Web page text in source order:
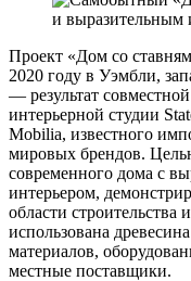
Проект «Дом со
2020 году в Уэмбли,
— результат
интерьерной студии
Mobilia, известного
мировых брендов.
современного дома с
интерьером,
области строительства
использована
материалов,
местные поставщики.